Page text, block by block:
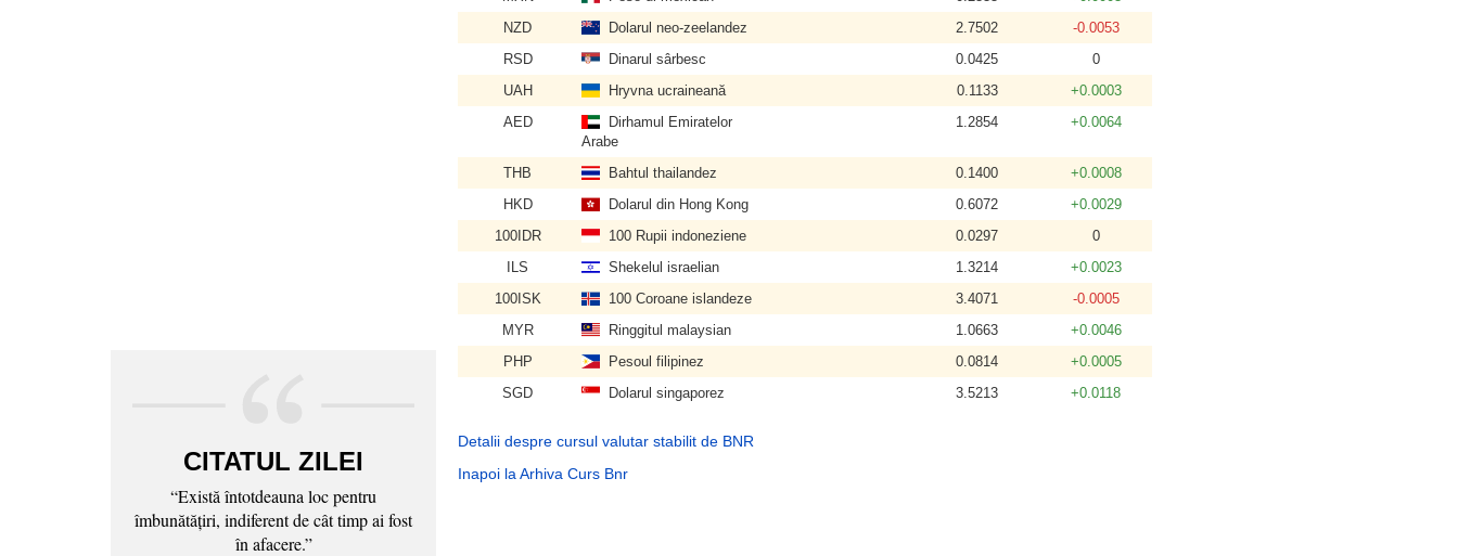
CITATUL ZILEI
“Există întotdeauna loc pentru
îmbunătăţiri, indiferent de cât timp ai fost
în afacere.”
NZD
Dolarul neo-zeelandez 2.7502
-0.0053
RSD
Dinarul sârbesc 0.0425
0
UAH
Hryvna ucraineană 0.1133
+0.0003
AED
Dirhamul Emiratelor
Arabe
1.2854 +0.0064
THB Bahtul thailandez 0.1400
+0.0008
HKD
Dolarul din Hong Kong 0.6072
+0.0029
100IDR
100 Rupii indoneziene 0.0297
0
ILS
Shekelul israelian 1.3214
+0.0023
100ISK
100 Coroane islandeze 3.4071
-0.0005
MYR
Ringgitul malaysian 1.0663
+0.0046
PHP
Pesoul filipinez 0.0814
+0.0005
SGD
Dolarul singaporez 3.5213 +0.0118
Detalii despre cursul valutar stabilit de BNR
Inapoi la Arhiva Curs Bnr